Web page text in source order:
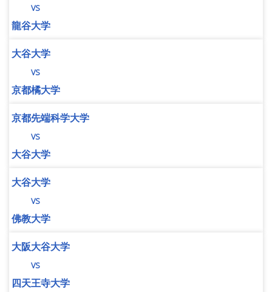
vs
龍谷大学
大谷大学
vs
京都橘大学
京都先端科学大学
vs
大谷大学
大谷大学
vs
佛教大学
大阪大谷大学
vs
四天王寺大学